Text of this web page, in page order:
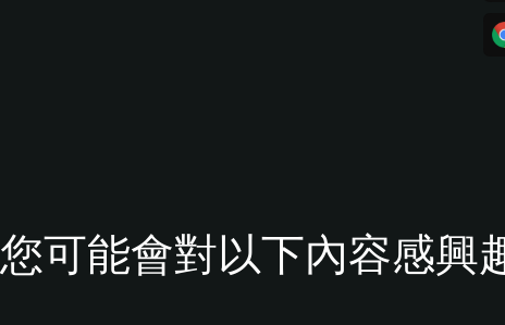
您可能會對以下內容感興